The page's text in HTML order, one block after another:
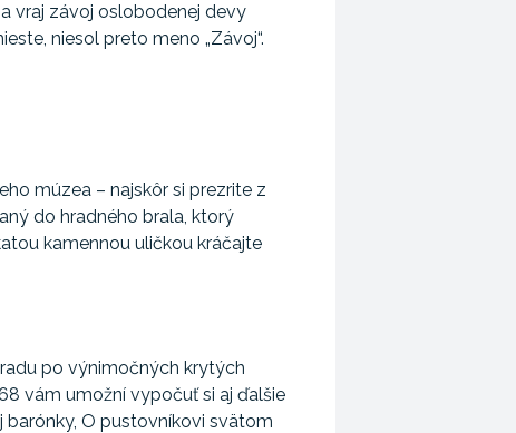
vraj závoj oslobodenej devy
niesol preto meno „Závoj“.
múzea – najskôr si prezrite z
do hradného brala, ktorý
kamennou uličkou kráčajte
po výnimočných krytých
vám umožní vypočuť si aj ďalšie
barónky, O pustovníkovi svätom